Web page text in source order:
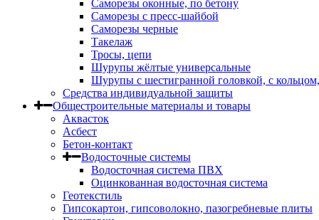
Саморезы оконные, по бетону
Саморезы с пресс-шайбой
Саморезы черные
Такелаж
Тросы, цепи
Шурупы жёлтые универсальные
Шурупы с шестигранной головкой, с
Средства индивидуальной защиты
Общестроительные материалы и товары
Аквасток
Асбест
Бетон-контакт
Водосточные системы
Водосточная система ПВХ
Оцинкованная водосточная система
Геотекстиль
Гипсокартон, гипсоволокно, пазогребневые плиты